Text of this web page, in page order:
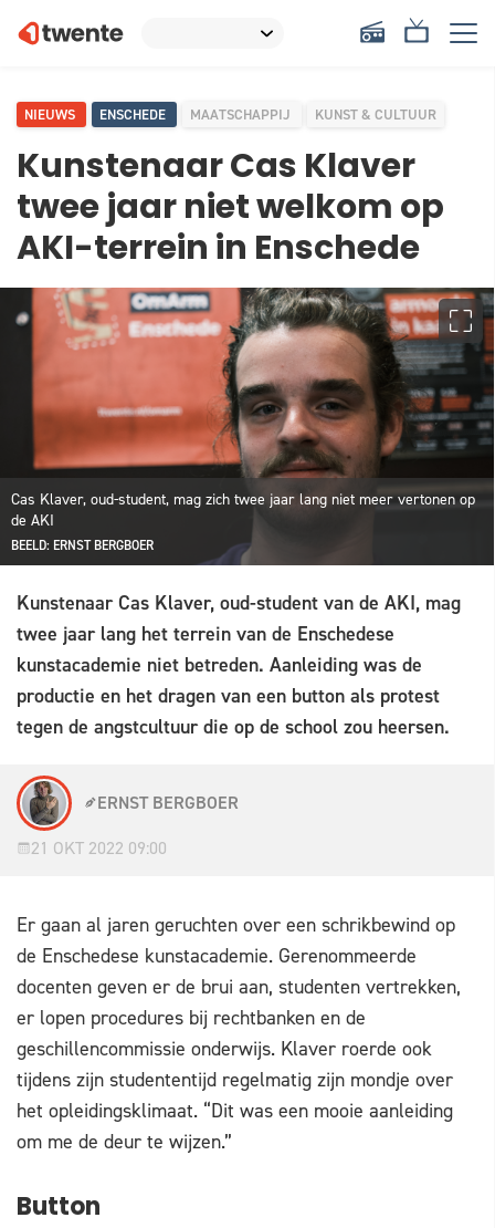
NIEUWS ENSCHEDE MAATSCHAPPIJ KUNST & CULTUUR
Kunstenaar Cas Klaver
twee jaar niet welkom op
AKI-terrein in Enschede
Cas Klaver, oud-student, mag zich twee jaar lang niet meer vertonen op
de AKI
BEELD: ERNST BERGBOER
Kunstenaar Cas Klaver, oud-student van de AKI, mag
twee jaar lang het terrein van de Enschedese
kunstacademie niet betreden. Aanleiding was de
productie en het dragen van een button als protest
tegen de angstcultuur die op de school zou heersen.
ERNST BERGBOER
21 OKT 2022 09:00
Er gaan al jaren geruchten over een schrikbewind op
de Enschedese kunstacademie. Gerenommeerde
docenten geven er de brui aan, studenten vertrekken,
er lopen procedures bij rechtbanken en de
geschillencommissie onderwijs. Klaver roerde ook
tijdens zijn studententijd regelmatig zijn mondje over
het opleidingsklimaat. “Dit was een mooie aanleiding
om me de deur te wijzen.”
Button